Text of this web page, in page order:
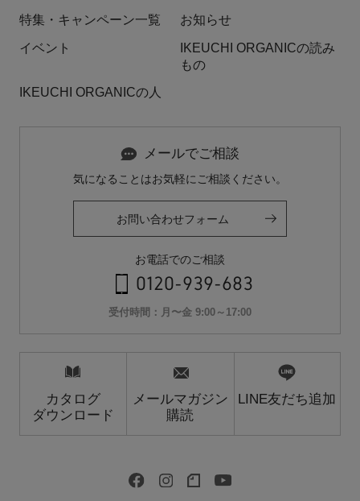
特集・キャンペーン一覧 お知らせ
イベント
IKEUCHI ORGANICの読み
もの
IKEUCHI ORGANICの人
メールでご相談
気になることはお気軽にご相談ください。
お問い合わせフォーム
お電話でのご相談
0120-939-683
受付時間：月〜金 9:00～17:00
カタログ
ダウンロード
メールマガジン
購読
LINE友だち追加